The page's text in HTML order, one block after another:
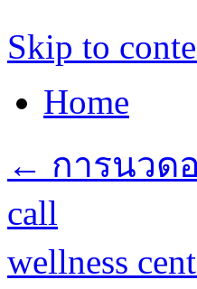
Skip to
Home
← การนวด
call
wellness